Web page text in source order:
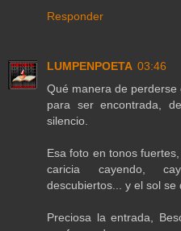
Responder
LUMPENPOETA 03:46
Qué manera de perderse
para ser encontrada,
silencio.
Esa foto en tonos
caricia cayendo,
descubiertos... y el sol se
Preciosa la entrada,